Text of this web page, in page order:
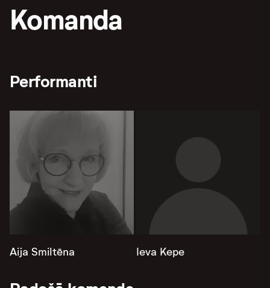
Komanda
Performanti
Aija Smiltēna Ieva Kepe